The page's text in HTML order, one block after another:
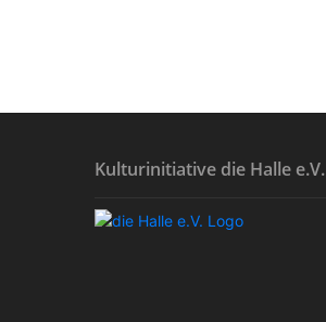
Kulturinitiative die Halle e.V.